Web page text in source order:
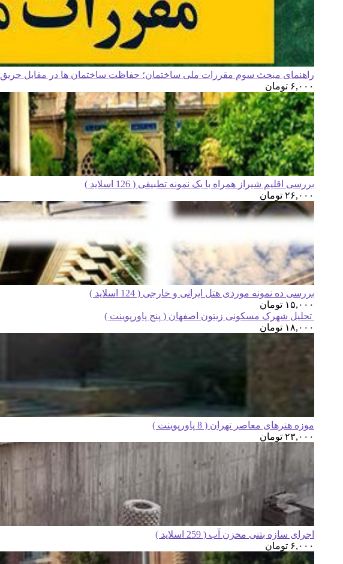
راهنمای مبحث سوم مقررات ملی ساختمان؛ حفاظت ساختمان ها در مقابل حریق
۶,۰۰۰ تومان
بررسی اقلیم شیراز همراه با یک نمونه تطبیقی ( 126 اسلاید )
۲۶,۰۰۰ تومان
بررسی ده نمونه موردی هتل ایرانی و خارجی ( 124 اسلاید )
۱۵,۰۰۰ تومان
تحلیل شهرک مسکونی زیتون اصفهان ( پنج پاورپوینت )
۱۸,۰۰۰ تومان
موزه هنرهای معاصر تهران ( 8 پاورپوینت )
۲۳,۰۰۰ تومان
اجرای سازه بتنی مخزن آب ( 259 اسلاید )
۶,۰۰۰ تومان